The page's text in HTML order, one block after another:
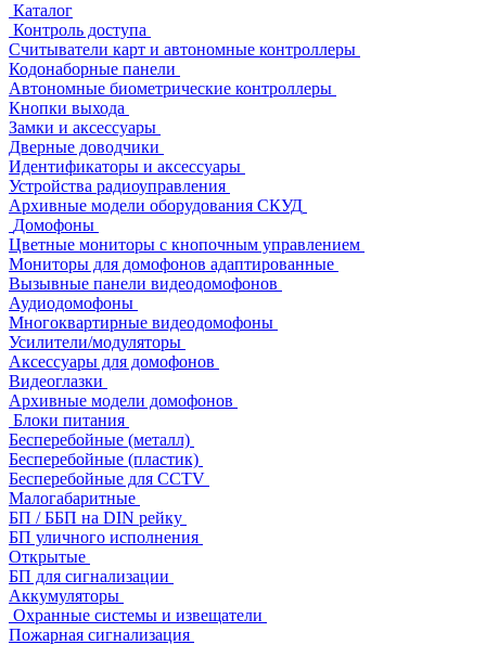
Каталог
Контроль доступа
Считыватели карт и автономные контроллеры
Кодонаборные панели
Автономные биометрические контроллеры
Кнопки выхода
Замки и аксессуары
Дверные доводчики
Идентификаторы и аксессуары
Устройства радиоуправления
Архивные модели оборудования СКУД
Домофоны
Цветные мониторы с кнопочным управлением
Мониторы для домофонов адаптированные
Вызывные панели видеодомофонов
Аудиодомофоны
Многоквартирные видеодомофоны
Усилители/модуляторы
Аксессуары для домофонов
Видеоглазки
Архивные модели домофонов
Блоки питания
Бесперебойные (металл)
Бесперебойные (пластик)
Бесперебойные для CCTV
Малогабаритные
БП / ББП на DIN рейку
БП уличного исполнения
Открытые
БП для сигнализации
Аккумуляторы
Охранные системы и извещатели
Пожарная сигнализация